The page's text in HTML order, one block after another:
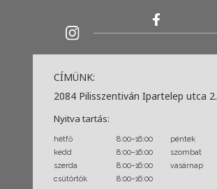
CÍMÜNK:
2084 Pilisszentiván Ipartelep utca 2.
Nyitva tartás:
hétfő 8:00–16:00 péntek
kedd
8:00–16:00 szombat
szerda
8:00–16:00 vasárnap
csütörtök
8:00–16:00